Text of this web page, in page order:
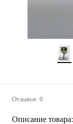
Отзывов: 0
Описание товара: